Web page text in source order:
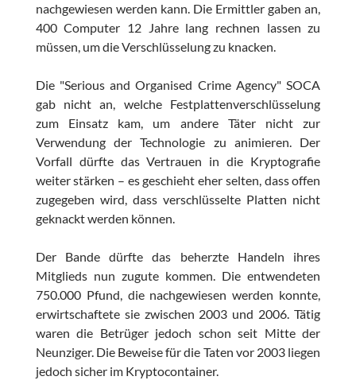
nachgewiesen werden kann. Die Ermittler gaben an,
400 Computer 12 Jahre lang rechnen lassen zu
müssen, um die Verschlüsselung zu knacken.
Die "Serious and Organised Crime Agency" SOCA
gab nicht an, welche Festplattenverschlüsselung
zum Einsatz kam, um andere Täter nicht zur
Verwendung der Technologie zu animieren. Der
Vorfall dürfte das Vertrauen in die Kryptografie
weiter stärken – es geschieht eher selten, dass offen
zugegeben wird, dass verschlüsselte Platten nicht
geknackt werden können.
Der Bande dürfte das beherzte Handeln ihres
Mitglieds nun zugute kommen. Die entwendeten
750.000 Pfund, die nachgewiesen werden konnte,
erwirtschaftete sie zwischen 2003 und 2006. Tätig
waren die Betrüger jedoch schon seit Mitte der
Neunziger. Die Beweise für die Taten vor 2003 liegen
jedoch sicher im Kryptocontainer.